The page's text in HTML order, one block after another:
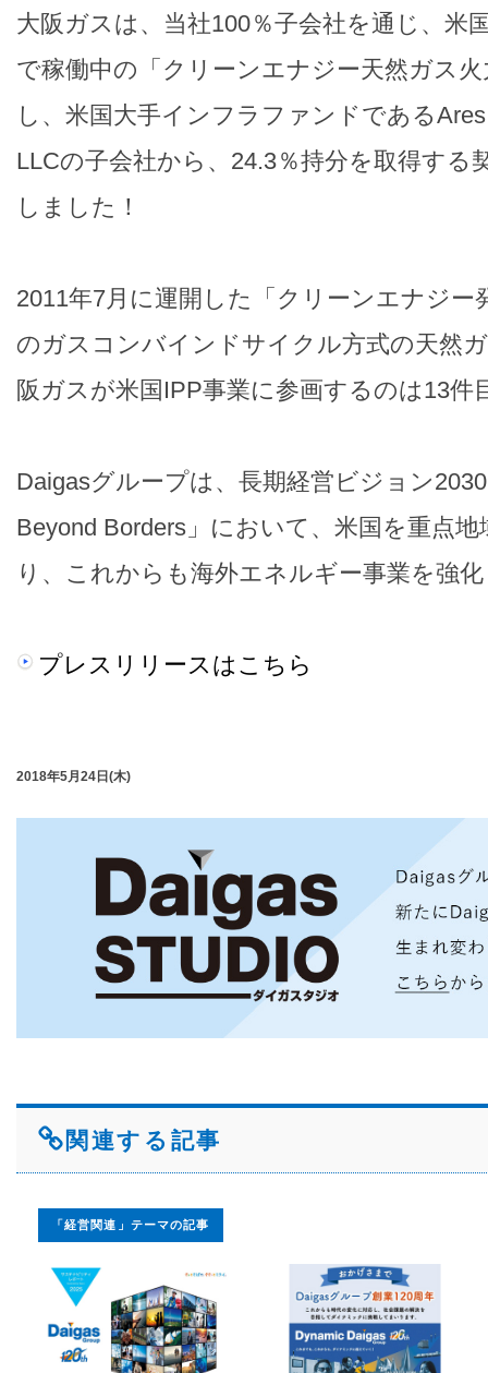
大阪ガスは、当社100％子会社を通じ、米
で稼働中の「クリーンエナジー天然ガス
し、米国大手インフラファンドである
LLCの子会社から、24.3％持分を取得する
しました！
2011年7月に運開した「クリーンエナジー
のガスコンバインドサイクル方式の天然
阪ガスが米国IPP事業に参画するのは13件
Daigasグループは、長期経営ビジョン
Beyond Borders」において、米国を重点
り、これからも海外エネルギー事業を強
プレスリリースはこちら
2018年5月24日(木)
関連する記事
「経営関連」テーマの記事